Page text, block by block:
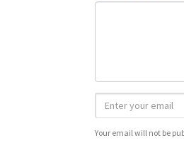
Your email will not be